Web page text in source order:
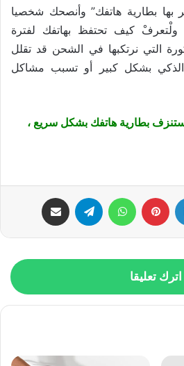
بها بطارية هاتفك” وأنصحك شخصيا
ولْتعرفْ كيف تحتفظ بهاتفك لفترة
التي نرتكبها في الشحن قد تقلل
بشكل كبير أو تسبب مشاكل
بطارية هاتفك بشكل سريع ،
اترك تعليقا